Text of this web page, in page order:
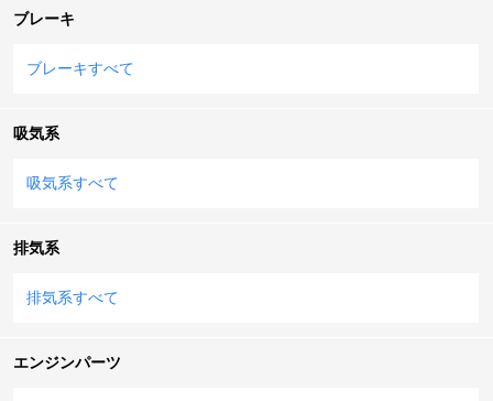
ブレーキ
ブレーキすべて
吸気系
吸気系すべて
排気系
排気系すべて
エンジンパーツ